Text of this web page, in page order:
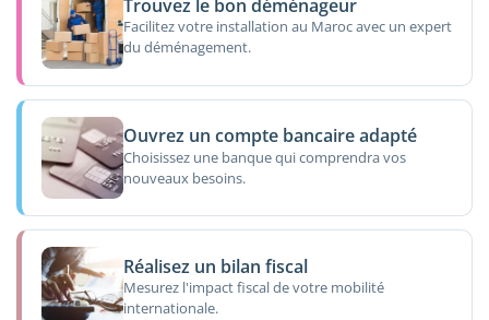
Trouvez le bon déménageur
Facilitez votre installation au Maroc avec un expert
du déménagement.
Ouvrez un compte bancaire adapté
Choisissez une banque qui comprendra vos
nouveaux besoins.
Réalisez un bilan fiscal
Mesurez l'impact fiscal de votre mobilité
internationale.